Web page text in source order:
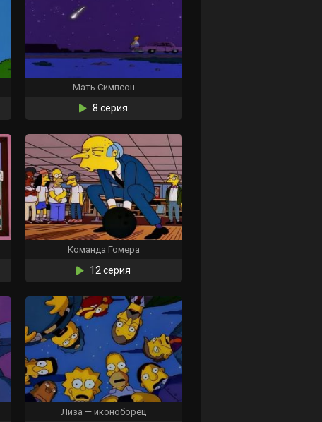
Мать Симпсон
8 серия
Команда Гомера
12 серия
Лиза — иконоборец